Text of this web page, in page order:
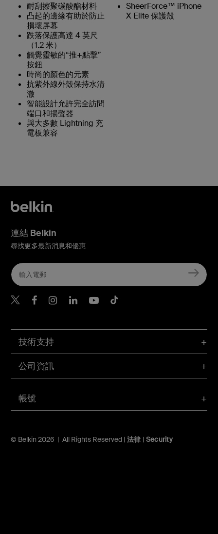
耐刮擦聚碳酸酯材料
凸起的邊緣有助於防止
損壞屏幕
跌落保護高達 4 英尺
（1.2 米）
觸覺靈敏的“推+點擊”
按鈕
時尚的顏色的元素
抗紫外線外殼保持水清
澈
智能設計允許完全訪問
端口和揚聲器
與大多數 Lightning 充
電板兼容
SheerForce™ iPhone
X Elite 保護殼
帳號
技術支持
公司資訊
© Belkin 2026 | All Rights Reserved | 法律 | Security
連結 Belkin
尋找更多最新消息和優惠
Belkin Twitter
Belkin Hong Kong
Belkin Instagram
Belkin Hong Kong
Belkin Youtube
Belkin TikTok